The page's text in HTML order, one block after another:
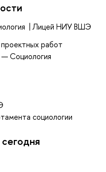
| Лицей НИУ ВШЭ
работ
Социология
социологии